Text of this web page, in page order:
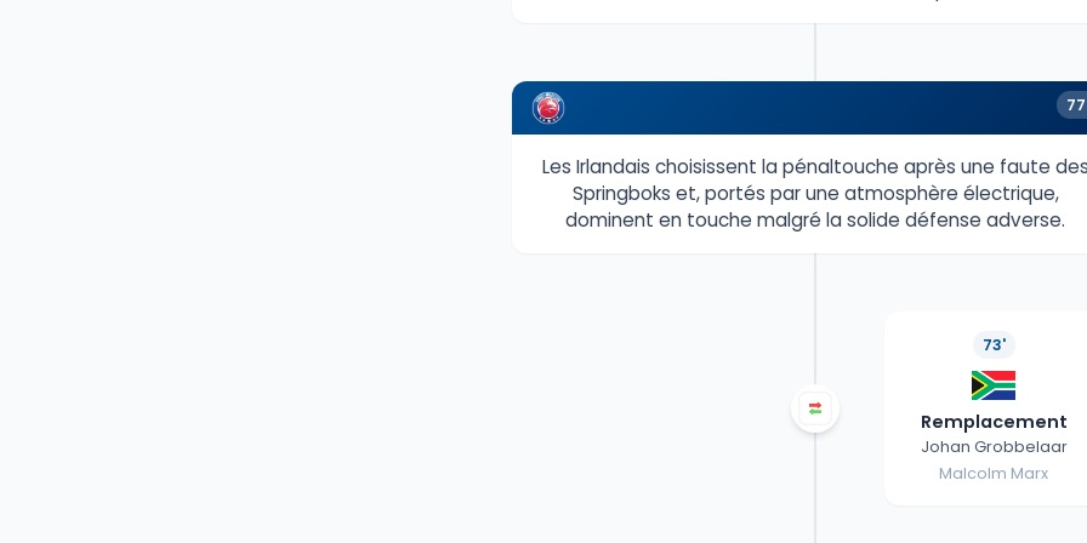
Les Irlandais choisissent la pénaltouche après une faute
Springboks et, portés par une atmosphère électrique,
dominent en touche malgré la solide défense adverse.
73'
Remplacement
Johan Grobbelaar
Malcolm Marx